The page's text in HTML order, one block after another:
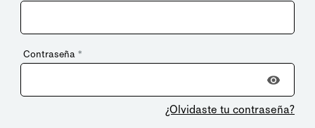
Contraseña *
¿Olvidaste tu contraseña?